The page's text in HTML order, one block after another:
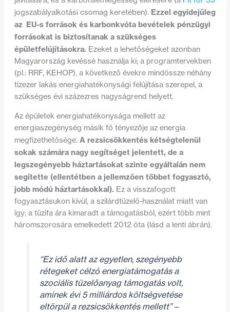
jogszabályalkotási csomag keretében). Ezzel egyidejűleg
az EU-s források és karbonkvóta bevételek pénzügyi
forrásokat is biztosítanak a szükséges
épületfelújításokra. Ezeket a lehetőségeket azonban
Magyarország kevéssé használja ki; a programtervekben
(pl.: RRF, KEHOP), a következő évekre mindössze néhány
tízezer lakás energiahatékonysági felújítása szerepel, a
szükséges évi százezres nagyságrend helyett.
Az épületek energiahatékonysága mellett az
energiaszegénység másik fő tényezője az energia
megfizethetősége. A rezsicsökkentés kétségtelenül
sokak számára nagy segítséget jelentett, de a
legszegényebb háztartásokat szinte egyáltalán nem
segítette (ellentétben a jellemzően többet fogyasztó,
jobb módú háztartásokkal). Ez a visszafogott
fogyasztásukon kívül, a szilárdtüzelő-használat miatt van
így; a tűzifa ára kimaradt a támogatásból, ezért több mint
háromszorosára emelkedett 2012 óta (lásd a lenti ábrán).
“Ez idő alatt az egyetlen, szegényebb
rétegeket célzó energiatámogatás a
szociális tüzelőanyag támogatás volt,
aminek évi 5 milliárdos költségvetése
eltörpül a rezsicsökkentés mellett”–